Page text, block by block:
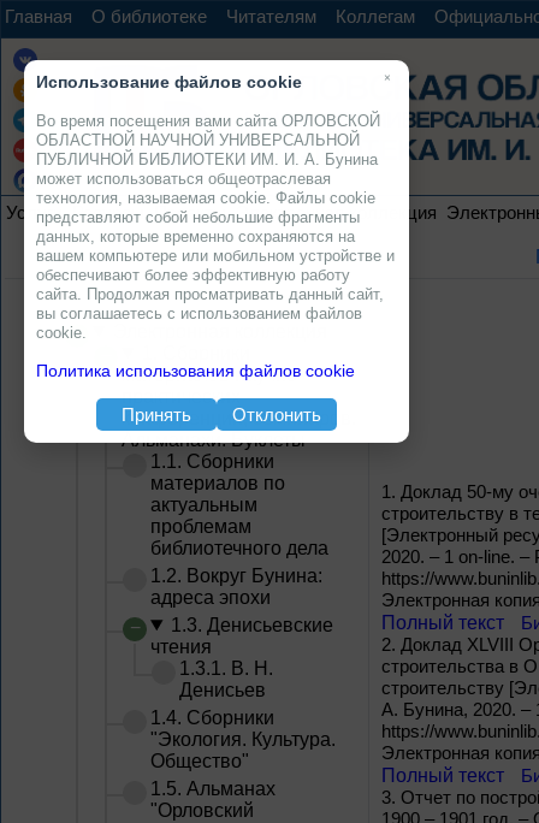
Главная О библиотеке Читателям Коллегам
Услуги Ресурсы Проекты Электронная коллекция
материалов научно-
практических
конференций, семинаров.
Альманахи. Буклеты
1.1. Сборники
материалов по
актуальным
проблемам
библиотечного дела
1.2. Вокруг Бунина:
адреса эпохи
1.3. Денисьевские
чтения
1.3.1. В. Н.
Денисьев
1.4. Сборники
"Экология. Культура.
Общество"
1.5. Альманах
"Орловский
1. Доклад 50-му
строительству в
[Электронный
2020. – 1 on-line.
https://
Электронная
Полный текст
2. Доклад XLVIII
строительства в
строительству
А. Бунина, 2020. –
https://
Электронная
Полный текст
3. Отчет по
1900 – 1901 год.
×
Использование файлов cookie
Во время посещения вами сайта ОРЛОВСКОЙ
ОБЛАСТНОЙ НАУЧНОЙ УНИВЕРСАЛЬНОЙ
ПУБЛИЧНОЙ БИБЛИОТЕКИ ИМ. И. А. Бунина
может использоваться общеотраслевая
технология, называемая cookie. Файлы cookie
представляют собой небольшие фрагменты
данных, которые временно сохраняются на
вашем компьютере или мобильном устройстве и
обеспечивают более эффективную работу
сайта. Продолжая просматривать данный сайт,
вы соглашаетесь с использованием файлов
cookie.
Политика использования файлов cookie
Принять Отклонить